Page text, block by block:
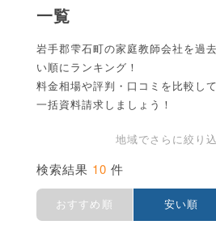
一覧
岩手郡雫石町の家庭教師会社を過
い順にランキング！
料金相場や評判・口コミを比較し
一括資料請求しましょう！
地域でさらに絞り
検索結果 10 件
おすすめ順 安い順